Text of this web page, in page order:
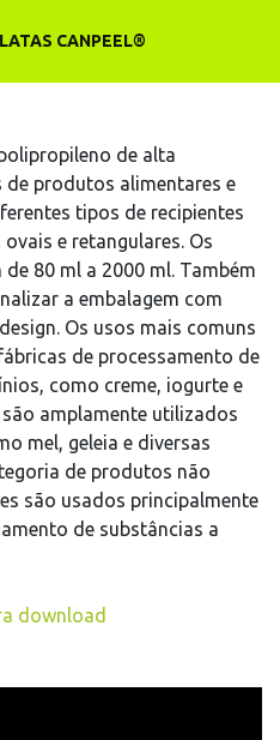
CANPEEL®
de alta
de produtos alimentares e
tipos de recipientes
e retangulares. Os
80 ml a 2000 ml. Também
a embalagem com
Os usos mais comuns
de processamento de
como creme, iogurte e
amplamente utilizados
mel, geleia e diversas
de produtos não
são usados principalmente
de substâncias a
download